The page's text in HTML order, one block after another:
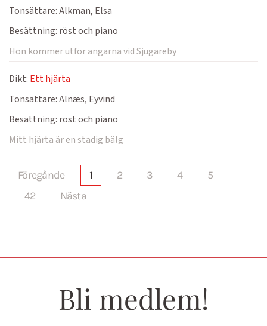
Tonsättare:Alkman, Elsa
Besättning: röst och piano
Hon kommer utför ängarna vid Sjugareby
Dikt: Ett hjärta
Tonsättare:Alnæs, Eyvind
Besättning: röst och piano
Mitt hjärta är en stadig bälg
Föregånde 1 2 3 4
5
42
Nästa
Bli medlem!